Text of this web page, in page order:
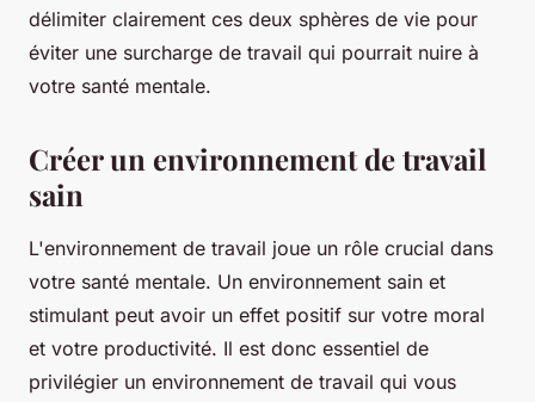
délimiter clairement ces deux sphères de vie pour
éviter une surcharge de travail qui pourrait nuire à
votre santé mentale.
Créer un environnement de travail
sain
L'environnement de travail joue un rôle crucial dans
votre santé mentale. Un environnement sain et
stimulant peut avoir un effet positif sur votre moral
et votre productivité. Il est donc essentiel de
privilégier un environnement de travail qui vous